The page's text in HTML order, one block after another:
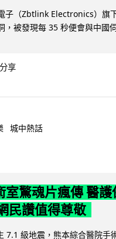
子（Zbtlink Electronics）旗
，被發現每 35 秒便會與中國
分享
城中熱話
室驚魂片瘋傳 醫護
民讚值得尊敬
7.1 級地震，熊本綜合醫院手